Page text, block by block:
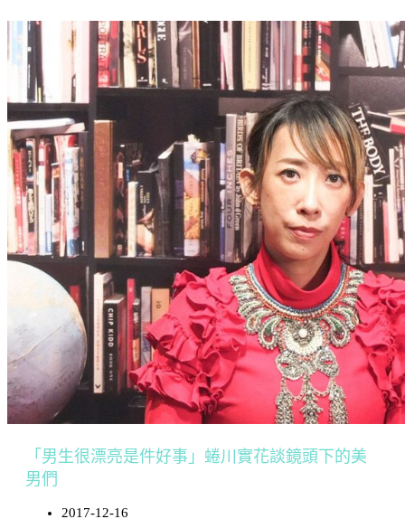
「男生很漂亮是件好事」蜷川實花談鏡頭下的美
男們
2017-12-16